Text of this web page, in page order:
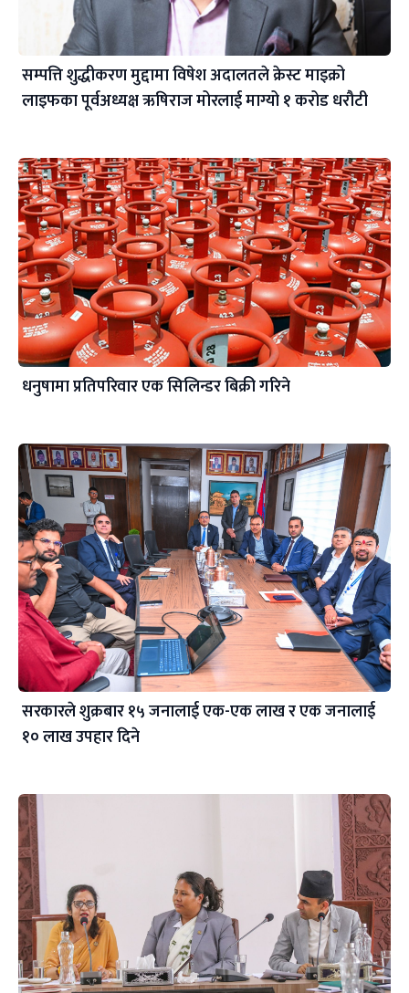
सम्पत्ति शुद्धीकरण मुद्दामा विषेश अदालतले क्रेस्ट माइक्रो
लाइफका पूर्वअध्यक्ष ऋषिराज मोरलाई माग्यो १ करोड धरौटी
धनुषामा प्रतिपरिवार एक सिलिन्डर बिक्री गरिने
सरकारले शुक्रबार १५ जनालाई एक-एक लाख र एक जनालाई
१० लाख उपहार दिने